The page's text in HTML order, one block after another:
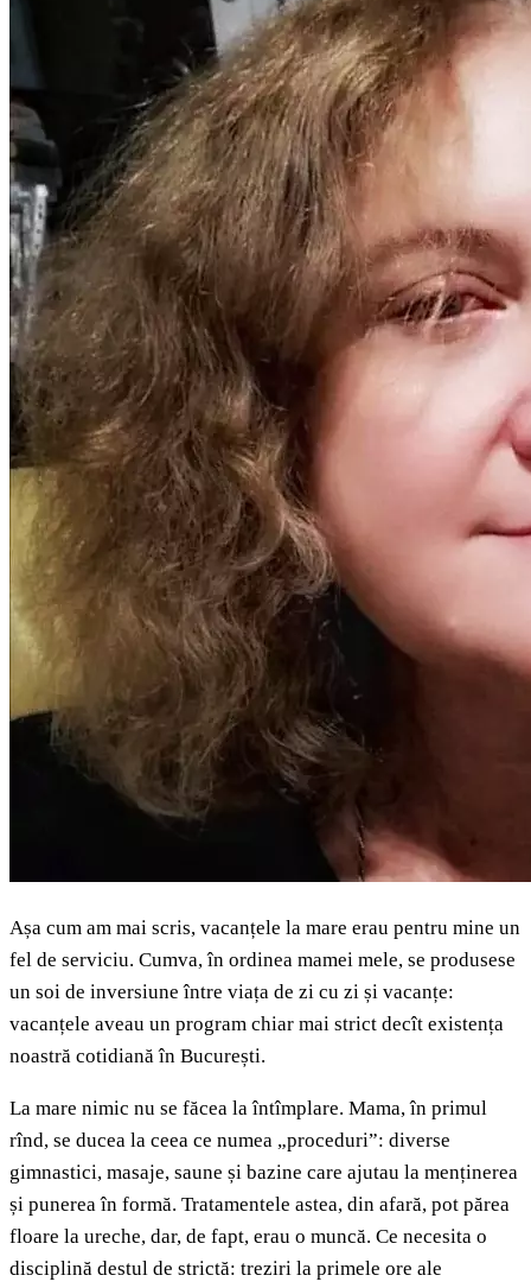
Așa cum am mai scris, vacanțele la mare erau pentru mine un
fel de serviciu. Cumva, în ordinea mamei mele, se produsese
un soi de inversiune între viața de zi cu zi și vacanțe:
vacanțele aveau un program chiar mai strict decît existența
noastră cotidiană în București.
La mare nimic nu se făcea la întîmplare. Mama, în primul
rînd, se ducea la ceea ce numea „proceduri”: diverse
gimnastici, masaje, saune și bazine care ajutau la menținerea
și punerea în formă. Tratamentele astea, din afară, pot părea
floare la ureche, dar, de fapt, erau o muncă. Ce necesita o
disciplină destul de strictă: treziri la primele ore ale